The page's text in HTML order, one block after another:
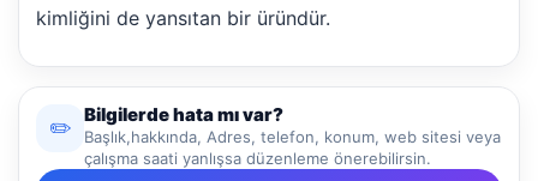
kimliğini de yansıtan bir üründür.
✏️
Bilgilerde hata mı var?
Başlık,hakkında, Adres, telefon, konum, web sitesi veya
çalışma saati yanlışsa düzenleme önerebilirsin.